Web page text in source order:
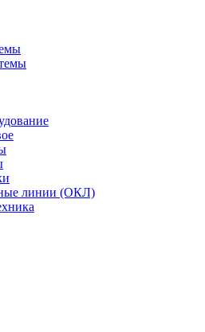
линии (ОКЛ)